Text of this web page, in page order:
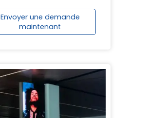
Envoyer une demande
maintenant